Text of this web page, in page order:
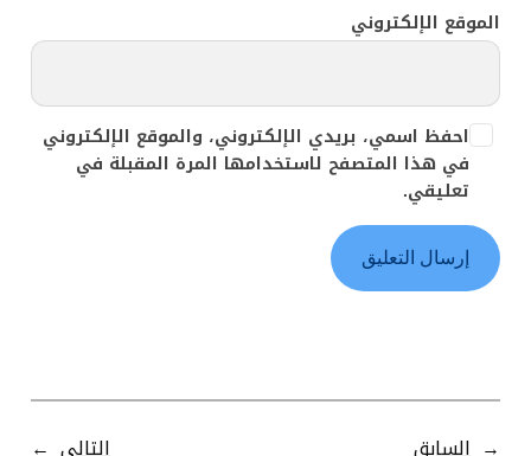
الموقع الإلكتروني
احفظ اسمي، بريدي الإلكتروني، والموقع الإلكتروني
في هذا المتصفح لاستخدامها المرة المقبلة في
تعليقي.
← السابق التالي →